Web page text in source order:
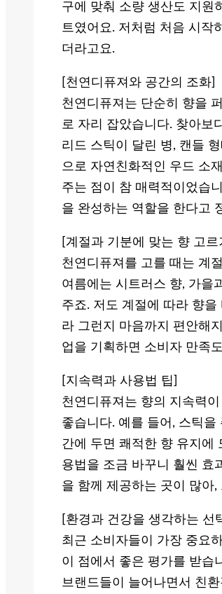
구에 맞춰 소량 생산도 지원
트였어요. 저처럼 처음 시작
더라고요.
[천연디퓨져와 공간의 조화]
천연디퓨져는 단순히 향을
로 자리 잡았습니다. 찾아보
리드 스틱이 달린 병, 캔들
으로 자연친화적인 우드 소
주는 점이 참 매력적이었습
을 완성하는 역할을 한다고
[계절과 기분에 맞는 향 고르
천연디퓨져를 고를 때는 계
여름에는 시트러스 향, 가을
주죠. 저도 계절에 따라 향을
라 그런지 마음까지 편안해
업을 기획하면 소비자 만족
[지속력과 사용법 팁]
천연디퓨져는 향의 지속력
좋습니다. 예를 들어, 스틱
간에 두면 쾌적한 향 유지에
용법을 조금 바꾸니 훨씬 효
을 함께 제공하는 곳이 많아
[환경과 건강을 생각하는 선
최근 소비자들이 가장 중요
이 점에서 좋은 평가를 받습
브랜드들이 늘어나면서 친